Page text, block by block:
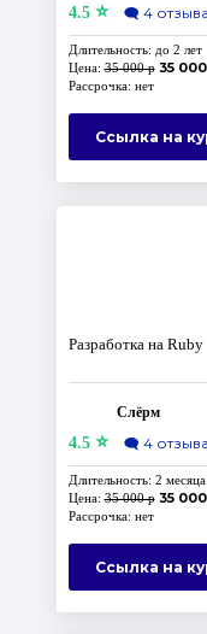
4.5⭐ 🗨️ 4 отзыва
Длительность: до 2 лет
Цена:35 000 р 35
Рассрочка: нет
Ссылка на
Разработка на Ruby
Слёрм
4.5⭐ 🗨️ 4 отзыва
Длительность: 2 месяца
Цена:35 000 р 35
Рассрочка: нет
Ссылка на